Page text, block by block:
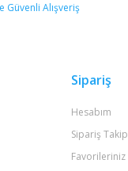
Sipariş
Hesabım
Sipariş Takip
Favorileriniz